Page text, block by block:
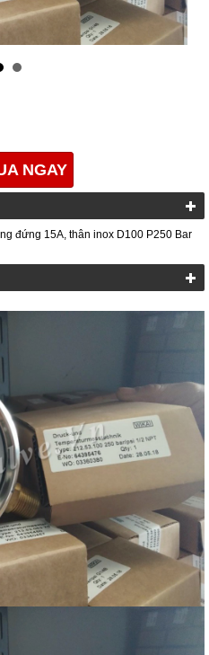
NGAY
đứng 15A, thân inox D100 P250 Bar